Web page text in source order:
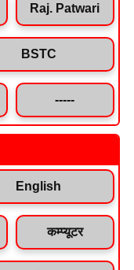
Raj. Patwari
BSTC
-----
English
कम्प्यूटर